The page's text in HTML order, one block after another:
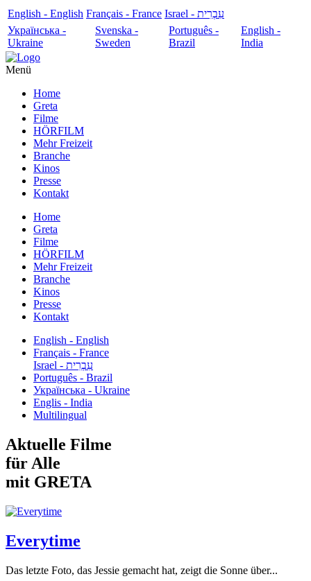
English - English Français - France
עִבְרִית - Israel
Українська -
Ukraine
Svenska -
Sweden
Português -
Brazil
English -
India
Menü
Home
Greta
Filme
HÖRFILM
Mehr Freizeit
Branche
Kinos
Presse
Kontakt
Home
Greta
Filme
HÖRFILM
Mehr Freizeit
Branche
Kinos
Presse
Kontakt
English - English
Français - France
עִבְרִית - Israel
Português - Brazil
Українська - Ukraine
Englis - India
Multilingual
Aktuelle Filme
für Alle
mit GRETA
Everytime
Das letzte Foto, das Jessie gemacht hat, zeigt die Sonne über...